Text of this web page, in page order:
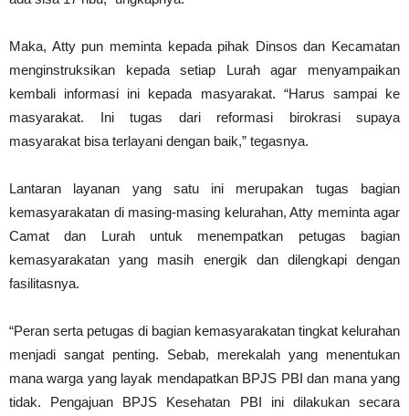
Maka, Atty pun meminta kepada pihak Dinsos dan Kecamatan
menginstruksikan kepada setiap Lurah agar menyampaikan
kembali informasi ini kepada masyarakat. “Harus sampai ke
masyarakat. Ini tugas dari reformasi birokrasi supaya
masyarakat bisa terlayani dengan baik,” tegasnya.
Lantaran layanan yang satu ini merupakan tugas bagian
kemasyarakatan di masing-masing kelurahan, Atty meminta agar
Camat dan Lurah untuk menempatkan petugas bagian
kemasyarakatan yang masih energik dan dilengkapi dengan
fasilitasnya.
“Peran serta petugas di bagian kemasyarakatan tingkat kelurahan
menjadi sangat penting. Sebab, merekalah yang menentukan
mana warga yang layak mendapatkan BPJS PBI dan mana yang
tidak. Pengajuan BPJS Kesehatan PBI ini dilakukan secara